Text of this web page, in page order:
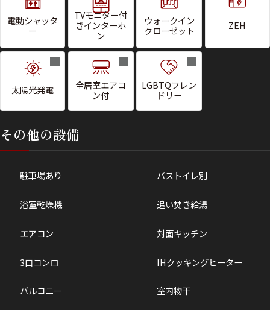
電動シャッタ
ー
TVモニター付
きインターホ
ン
ウォークイン
クローゼット
ZEH
太陽光発電
全居室エアコ
ン付
LGBTQフレン
ドリー
その他の設備
駐車場あり バストイレ別
浴室乾燥機 追い焚き給湯
エアコン 対面キッチン
3口コンロ IHクッキングヒーター
バルコニー 室内物干